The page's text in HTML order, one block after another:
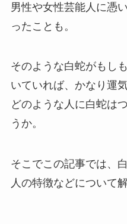
男性や女性芸能人に憑
ったことも。
そのような白蛇がもし
いていれば、かなり運
どのような人に白蛇は
うか。
そこでこの記事では、
人の特徴などについて